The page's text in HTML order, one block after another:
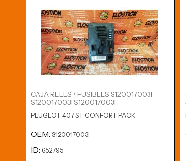
CAJA RELES / FUSIBLES S120017003I
S120017003I S120017003I
PEUGEOT 407 ST CONFORT PACK
OEM: S120017003I
ID: 652795